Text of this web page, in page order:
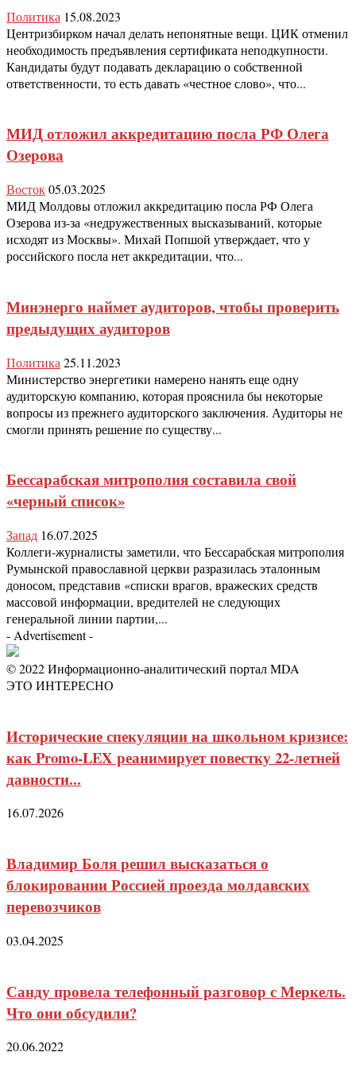
Политика 15.08.2023
Центризбирком начал делать непонятные вещи. ЦИК отменил
необходимость предъявления сертификата неподкупности.
Кандидаты будут подавать декларацию о собственной
ответственности, то есть давать «честное слово», что...
МИД отложил аккредитацию посла РФ Олега
Озерова
Восток05.03.2025
МИД Молдовы отложил аккредитацию посла РФ Олега
Озерова из-за «недружественных высказываний, которые
исходят из Москвы». Михай Попшой утверждает, что у
российского посла нет аккредитации, что...
Минэнерго наймет аудиторов, чтобы проверить
предыдущих аудиторов
Политика 25.11.2023
Министерство энергетики намерено нанять еще одну
аудиторскую компанию, которая прояснила бы некоторые
вопросы из прежнего аудиторского заключения. Аудиторы не
смогли принять решение по существу...
Бессарабская митрополия составила свой
«черный список»
Запад 16.07.2025
Коллеги-журналисты заметили, что Бессарабская митрополия
Румынской православной церкви разразилась эталонным
доносом, представив «списки врагов, вражеских средств
массовой информации, вредителей не следующих
генеральной линии партии,...
- Advertisement -
© 2022 Информационно-аналитический портал MDA
ЭТО ИНТЕРЕСНО
Исторические спекуляции на школьном кризисе:
как Promo-LEX реанимирует повестку 22-летней
давности...
16.07.2026
Владимир Боля решил высказаться о
блокировании Россией проезда молдавских
перевозчиков
03.04.2025
Санду провела телефонный разговор с Меркель.
Что они обсудили?
20.06.2022